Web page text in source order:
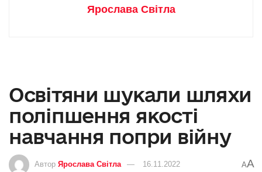
Ярослава Світла
Освітяни шукали шляхи
поліпшення якості
навчання попри війну
Автор Ярослава Світла 16.11.2022 AA